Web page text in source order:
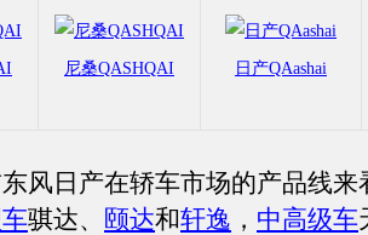
尼桑QASHQAI 日产QAashai
日产在轿车市场的产品线来
骐达、 颐达和轩逸 ， 中高级车